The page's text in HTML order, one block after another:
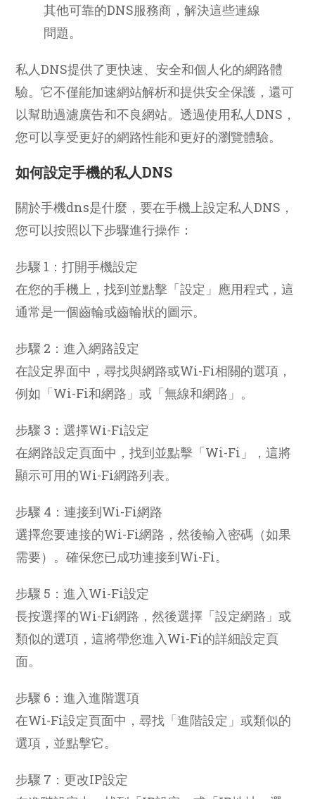
其他可靠的DNS服務商，解決這些連線
問題。
私人DNS提供了更快速、安全和個人化的網路體
驗。它不僅能加速網站解析和提供安全保護，還可
以幫助過濾廣告和不良網站。透過使用私人DNS，
您可以享受更好的網路性能和更好的瀏覽體驗。
如何設定手機的私人DNS
關於手機dns是什麼，要在手機上設定私人DNS，
您可以按照以下步驟進行操作：
步驟 1：打開手機設定
在您的手機上，找到並點擊「設定」應用程式，這
通常是一個齒輪或齒輪狀的圖示。
步驟 2：進入網路設定
在設定界面中，尋找與網路或Wi-Fi相關的選項，
例如「Wi-Fi和網路」或「無線和網路」。
步驟 3：選擇Wi-Fi設定
在網路設定頁面中，找到並點擊「Wi-Fi」，這將
顯示可用的Wi-Fi網路列表。
步驟 4：連接到Wi-Fi網路
選擇您要連接的Wi-Fi網路，然後輸入密碼（如果
需要）。確保您已成功連接到Wi-Fi。
步驟 5：進入Wi-Fi設定
長按選擇的Wi-Fi網路，然後選擇「設定網路」或
類似的選項，這將帶您進入Wi-Fi的詳細設定頁
面。
步驟 6：進入進階選項
在Wi-Fi設定頁面中，尋找「進階設定」或類似的
選項，並點擊它。
步驟 7：更改IP設定